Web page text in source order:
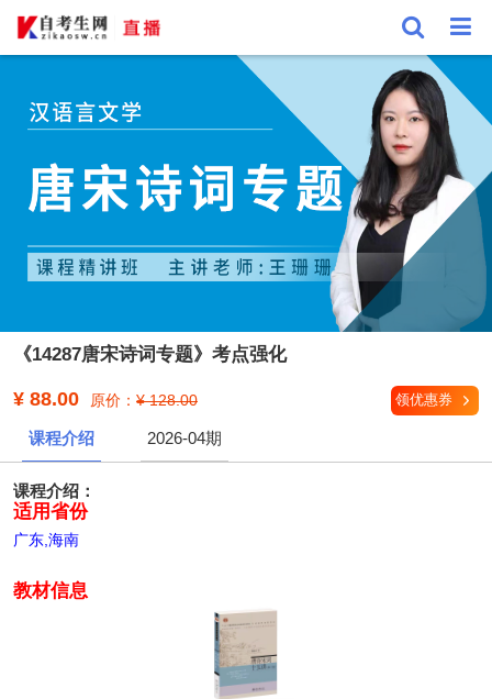
《14287唐宋诗词专题》考点强化
领优惠券
¥ 88.00 原价： ¥ 128.00
课程介绍 2026-04期
课程介绍：
适用省份
广东,海南
教材信息